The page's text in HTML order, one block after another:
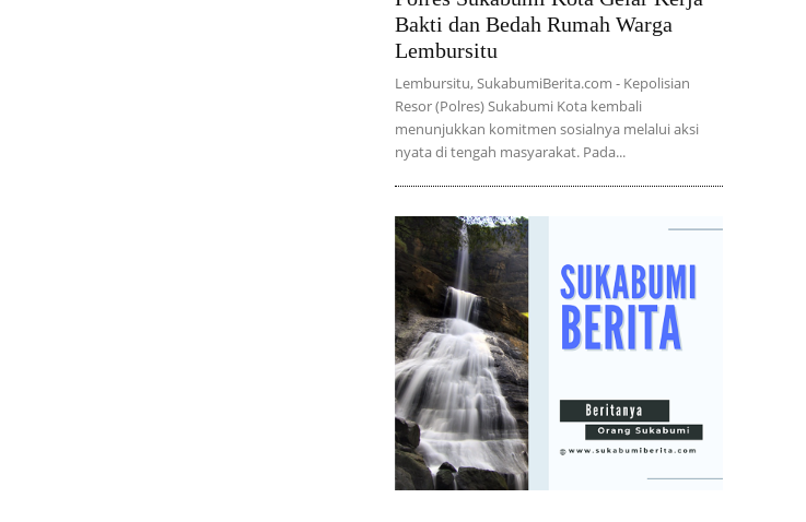
Bakti dan Bedah Rumah Warga
Lembursitu
Lembursitu, SukabumiBerita.com - Kepolisian
Resor (Polres) Sukabumi Kota kembali
menunjukkan komitmen sosialnya melalui aksi
nyata di tengah masyarakat. Pada...